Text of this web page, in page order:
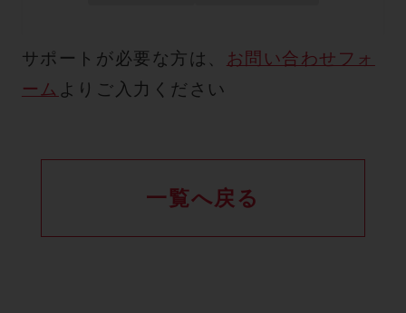
サポートが必要な方は、
お問い合わせフォ
ーム よりご入力ください
一覧へ戻る